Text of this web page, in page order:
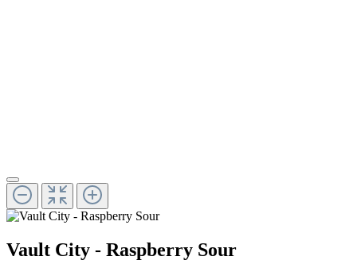
Vault City - Raspberry Sour